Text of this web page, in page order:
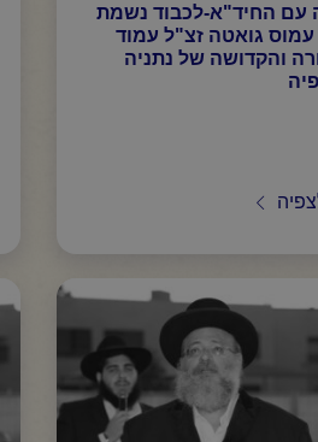
עם החיד"א-לכבוד נשמת
עמוס גואטה זצ"ל עמוד
והקדושה של נתניה